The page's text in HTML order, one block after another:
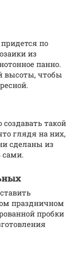
по
из
панно.
высоты, чтобы
такой
глядя на них,
сделаны из
сами.
праздничном
пробки